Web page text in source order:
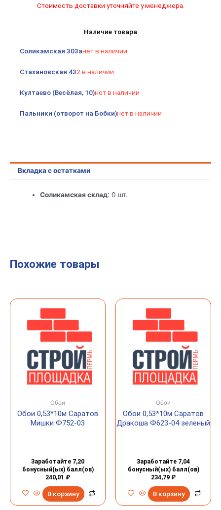
DecoPablo
Стоимость доставки уточняйте у менеджера.
Наличие товара
Соликамская 303анет в наличии
Стахановская 432 в наличии
Култаево (Весёлая, 10)нет в наличии
Пальники (отворот на Бобки)нет в наличии
Вкладка с остатками
Соликамская склад: 0 шт.
Похожие товары
Обои
Обои 0,53*10м Саратов
Мишки Ф752-03
Заработайте 7,20
бонусный(ых) балл(ов)
240,01 ₽
В корзину
Обои
Обои 0,53*10м Саратов
Дракоша Ф623-04 зеленый
Заработайте 7,04
бонусный(ых) балл(ов)
234,79 ₽
В корзину